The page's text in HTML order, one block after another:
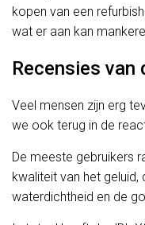
kopen van een
wat er aan kan
Recensies van
Veel mensen zijn erg
we ook terug in de
De meeste gebruikers
kwaliteit van het geluid,
waterdichtheid en de